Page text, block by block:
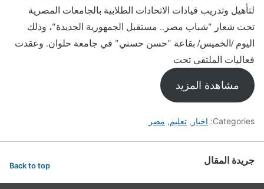
لتأهيل وتدريب قيادات الاتحادات الطلابية بالجامعات المصرية
تحت شعار "شباب مصر.. مستقبل الجمهورية الجديدة"، وذلك
اليوم /الخميس/ بقاعة "حسن حسني" في جامعة حلوان. وعقدت
فعاليات الملتقى تحت
مشاهدة المزيد
Categories: اخبار , تعليم, مصر
جريدة المقال Back to top